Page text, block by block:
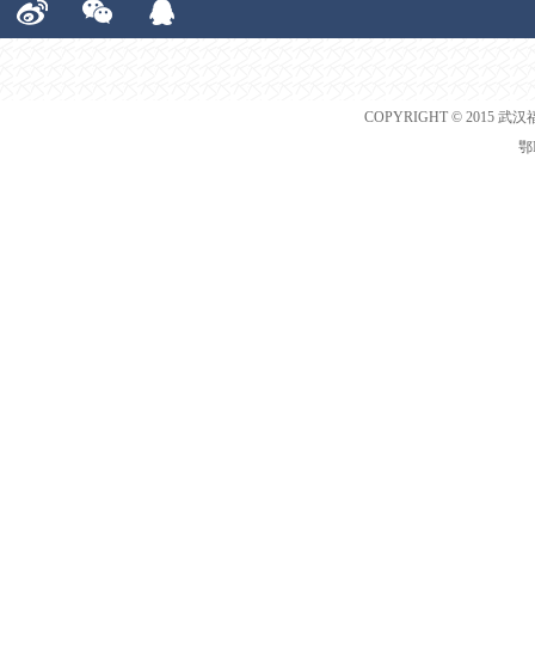
COPYRIGHT © 2015 武汉
鄂